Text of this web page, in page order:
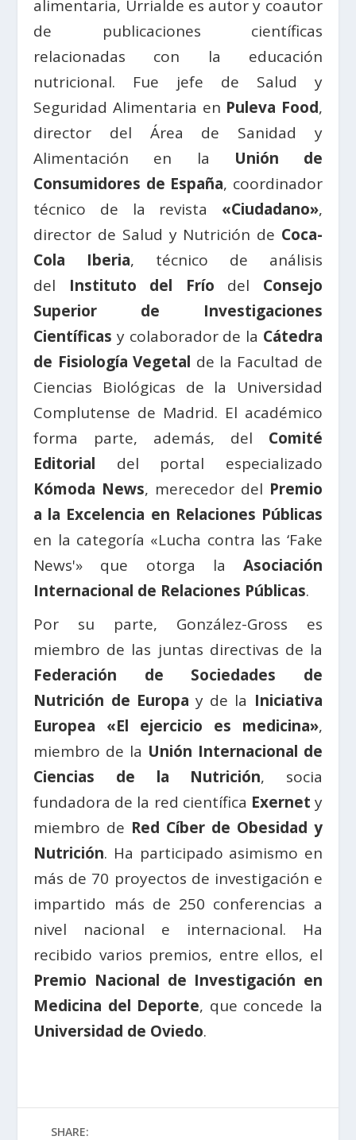
alimentaria, Urrialde es autor y coautor
de publicaciones científicas
relacionadas con la educación
nutricional. Fue jefe de Salud y
Seguridad Alimentaria en Puleva Food,
director del Área de Sanidad y
Alimentación en la Unión de
Consumidores de España, coordinador
técnico de la revista «Ciudadano»,
director de Salud y Nutrición de Coca-
Cola Iberia, técnico de análisis
del Instituto del Frío del Consejo
Superior de Investigaciones
Científicas y colaborador de la Cátedra
de Fisiología Vegetal de la Facultad de
Ciencias Biológicas de la Universidad
Complutense de Madrid. El académico
forma parte, además, del Comité
Editorial del portal especializado
Kómoda News, merecedor del Premio
a la Excelencia en Relaciones Públicas
en la categoría «Lucha contra las ‘Fake
News'» que otorga la Asociación
Internacional de Relaciones Públicas.
Por su parte, González-Gross es
miembro de las juntas directivas de la
Federación de Sociedades de
Nutrición de Europa y de la Iniciativa
Europea «El ejercicio es medicina»,
miembro de la Unión Internacional de
Ciencias de la Nutrición, socia
fundadora de la red científica Exernet y
miembro de Red Cíber de Obesidad y
Nutrición. Ha participado asimismo en
más de 70 proyectos de investigación e
impartido más de 250 conferencias a
nivel nacional e internacional. Ha
recibido varios premios, entre ellos, el
Premio Nacional de Investigación en
Medicina del Deporte, que concede la
Universidad de Oviedo.
SHARE: